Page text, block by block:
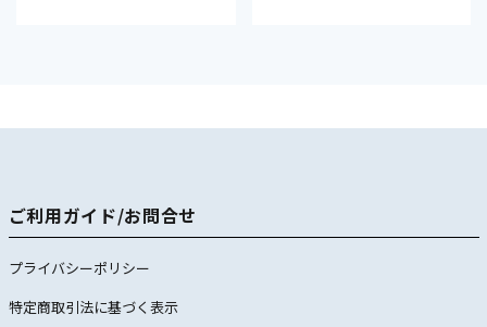
ご利用ガイド/お問合せ
プライバシーポリシー
特定商取引法に基づく表示